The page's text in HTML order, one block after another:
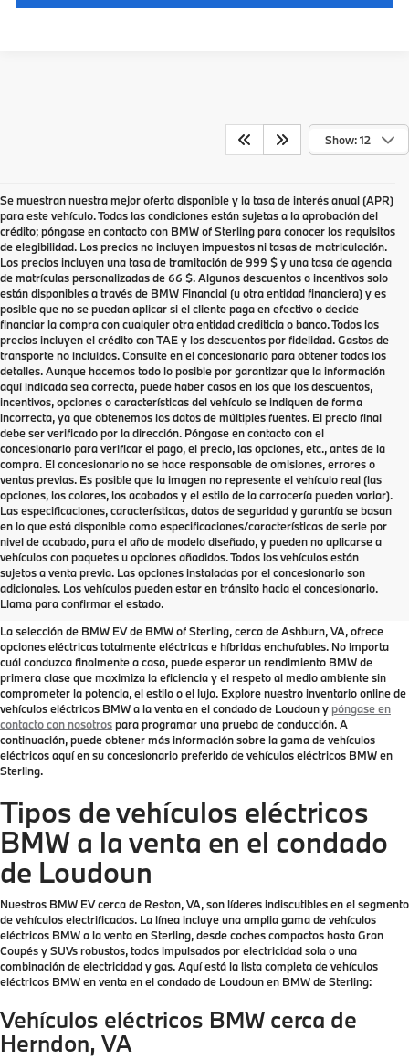
Show: 12
Se muestran nuestra mejor oferta disponible y la tasa de interés anual (APR)
para este vehículo. Todas las condiciones están sujetas a la aprobación del
crédito; póngase en contacto con BMW of Sterling para conocer los requisitos
de elegibilidad. Los precios no incluyen impuestos ni tasas de matriculación.
Los precios incluyen una tasa de tramitación de 999 $ y una tasa de agencia
de matrículas personalizadas de 66 $. Algunos descuentos o incentivos solo
están disponibles a través de BMW Financial (u otra entidad financiera) y es
posible que no se puedan aplicar si el cliente paga en efectivo o decide
financiar la compra con cualquier otra entidad crediticia o banco. Todos los
precios incluyen el crédito con TAE y los descuentos por fidelidad. Gastos de
transporte no incluidos. Consulte en el concesionario para obtener todos los
detalles. Aunque hacemos todo lo posible por garantizar que la información
aquí indicada sea correcta, puede haber casos en los que los descuentos,
incentivos, opciones o características del vehículo se indiquen de forma
incorrecta, ya que obtenemos los datos de múltiples fuentes. El precio final
debe ser verificado por la dirección. Póngase en contacto con el
concesionario para verificar el pago, el precio, las opciones, etc., antes de la
compra. El concesionario no se hace responsable de omisiones, errores o
ventas previas. Es posible que la imagen no represente el vehículo real (las
opciones, los colores, los acabados y el estilo de la carrocería pueden variar).
Las especificaciones, características, datos de seguridad y garantía se basan
en lo que está disponible como especificaciones/características de serie por
nivel de acabado, para el año de modelo diseñado, y pueden no aplicarse a
vehículos con paquetes u opciones añadidos. Todos los vehículos están
sujetos a venta previa. Las opciones instaladas por el concesionario son
adicionales. Los vehículos pueden estar en tránsito hacia el concesionario.
Llama para confirmar el estado.
BMW Vehículos Eléctricos en
Venta | Sterling VA
La selección de BMW EV de BMW of Sterling, cerca de Ashburn, VA, ofrece
opciones eléctricas totalmente eléctricas e híbridas enchufables. No importa
cuál conduzca finalmente a casa, puede esperar un rendimiento BMW de
primera clase que maximiza la eficiencia y el respeto al medio ambiente sin
comprometer la potencia, el estilo o el lujo. Explore nuestro inventario online de
vehículos eléctricos BMW a la venta en el condado de Loudoun y póngase en
contacto con nosotrospara programar una prueba de conducción. A
continuación, puede obtener más información sobre la gama de vehículos
eléctricos aquí en su concesionario preferido de vehículos eléctricos BMW en
Sterling.
Tipos de vehículos eléctricos
BMW a la venta en el condado
de Loudoun
Nuestros BMW EV cerca de Reston, VA, son líderes indiscutibles en el segmento
de vehículos electrificados. La línea incluye una amplia gama de vehículos
eléctricos BMW a la venta en Sterling, desde coches compactos hasta Gran
Coupés y SUVs robustos, todos impulsados por electricidad sola o una
combinación de electricidad y gas. Aquí está la lista completa de vehículos
eléctricos BMW en venta en el condado de Loudoun en BMW de Sterling:
Vehículos eléctricos BMW cerca de
Herndon, VA